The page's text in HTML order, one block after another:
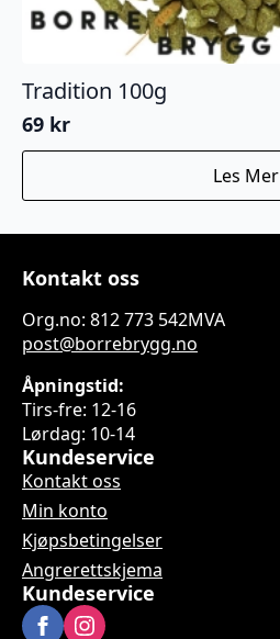
Tradition 100g
69 kr
Les Mer
Kontakt oss
Org.no: 812 773 542MVA
post@borrebrygg.no
Åpningstid:
Tirs-fre: 12-16
Lørdag: 10-14
Kundeservice
Kontakt oss
Min konto
Kjøpsbetingelser
Angrerettskjema
Kundeservice